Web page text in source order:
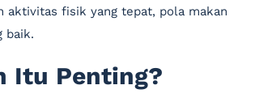
aktivitas fisik yang tepat, pola makan
baik.
Itu Penting?